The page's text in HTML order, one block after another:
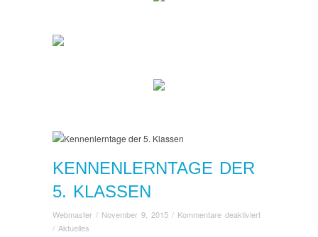
KENNENLERNTAGE DER
5. KLASSEN
Webmaster / November 9, 2015 / Kommentare deaktiviertfür
/ Aktuelles